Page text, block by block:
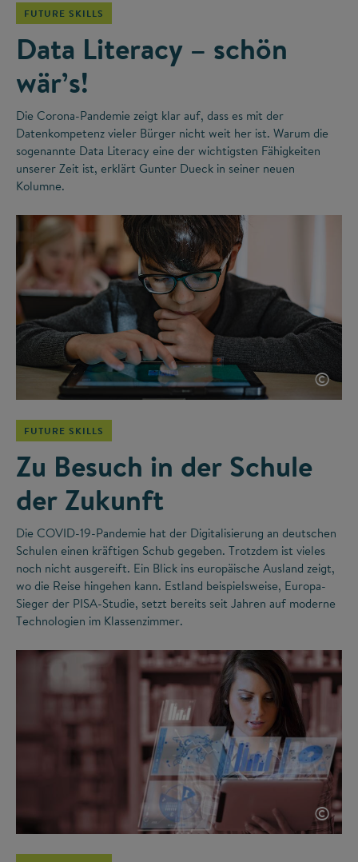
FUTURE SKILLS
Data Literacy – schön
wär’s!
Die Corona-Pandemie zeigt klar auf, dass es mit der
Datenkompetenz vieler Bürger nicht weit her ist. Warum die
sogenannte Data Literacy eine der wichtigsten Fähigkeiten
unserer Zeit ist, erklärt Gunter Dueck in seiner neuen
Kolumne.
©
FUTURE SKILLS
Zu Besuch in der Schule
der Zukunft
Die COVID-19-Pandemie hat der Digitalisierung an deutschen
Schulen einen kräftigen Schub gegeben. Trotzdem ist vieles
noch nicht ausgereift. Ein Blick ins europäische Ausland zeigt,
wo die Reise hingehen kann. Estland beispielsweise, Europa-
Sieger der PISA-Studie, setzt bereits seit Jahren auf moderne
Technologien im Klassenzimmer.
©